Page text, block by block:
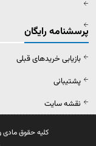
پرسشنامه رایگان
بازیابی خریدهای قبلی
پشتیبانی
نقشه سایت
کلیه حقوق